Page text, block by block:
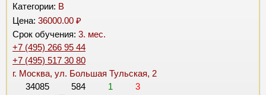
Категории: B
Цена: 36000.00 ₽
Срок обучения: 3. мес.
+7 (495) 266 95 44
+7 (495) 517 30 80
г. Москва, ул. Большая Тульская, 2
34085
584 1
3